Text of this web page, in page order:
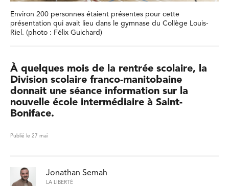
Environ 200 personnes étaient présentes pour cette
présentation qui avait lieu dans le gymnase du Collège Louis-
Riel. (photo : Félix Guichard)
À quelques mois de la rentrée scolaire, la
Division scolaire franco-manitobaine
donnait une séance information sur la
nouvelle école intermédiaire à Saint-
Boniface.
Publié le 27 mai
Jonathan Semah
LA LIBERTÉ